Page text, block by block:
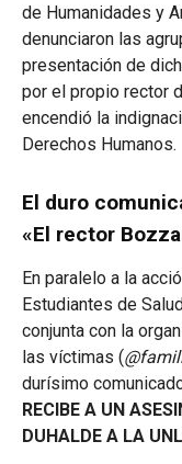
de Humanidades y
denunciaron las
presentación de
por el propio rector
encendió la
Derechos Humanos.
El duro
«El rector
En paralelo a la
Estudiantes de
conjunta con la
las víctimas (
durísimo
RECIBE A UN
DUHALDE A LA